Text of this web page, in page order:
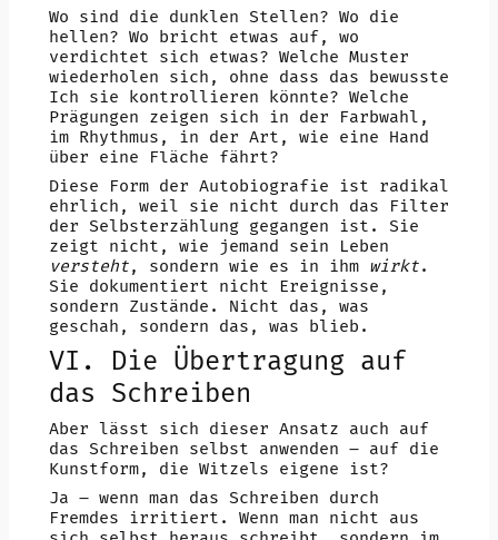
Wo sind die dunklen Stellen? Wo die
hellen? Wo bricht etwas auf, wo
verdichtet sich etwas? Welche Muster
wiederholen sich, ohne dass das bewusste
Ich sie kontrollieren könnte? Welche
Prägungen zeigen sich in der Farbwahl,
im Rhythmus, in der Art, wie eine Hand
über eine Fläche fährt?
Diese Form der Autobiografie ist radikal
ehrlich, weil sie nicht durch das Filter
der Selbsterzählung gegangen ist. Sie
zeigt nicht, wie jemand sein Leben
versteht, sondern wie es in ihm wirkt.
Sie dokumentiert nicht Ereignisse,
sondern Zustände. Nicht das, was
geschah, sondern das, was blieb.
VI. Die Übertragung auf
das Schreiben
Aber lässt sich dieser Ansatz auch auf
das Schreiben selbst anwenden – auf die
Kunstform, die Witzels eigene ist?
Ja – wenn man das Schreiben durch
Fremdes irritiert. Wenn man nicht aus